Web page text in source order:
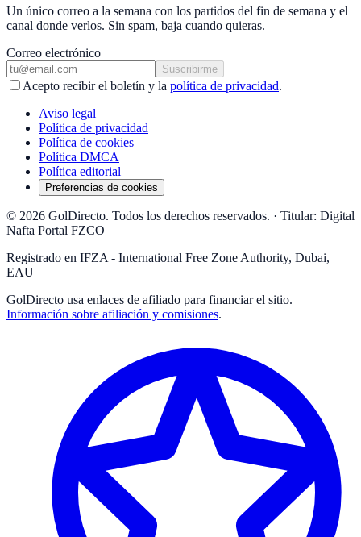
Un único correo a la semana con los partidos del fin de semana y el
canal donde verlos. Sin spam, baja cuando quieras.
Correo electrónico
Suscribirme
Acepto recibir el boletín y la política de privacidad.
Aviso legal
Política de privacidad
Política de cookies
Política DMCA
Política editorial
Preferencias de cookies
© 2026 GolDirecto. Todos los derechos reservados. · Titular: Digital
Nafta Portal FZCO
Registrado en IFZA - International Free Zone Authority, Dubai,
EAU
GolDirecto usa enlaces de afiliado para financiar el sitio.
Información sobre afiliación y comisiones.